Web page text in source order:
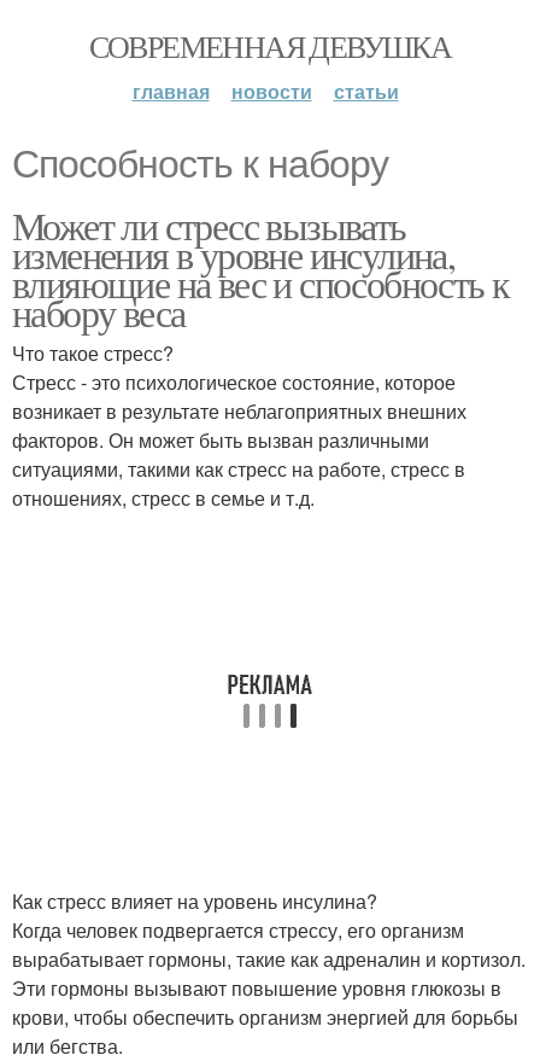
СОВРЕМЕННАЯ ДЕВУШКА
главная новости статьи
Способность к набору
Может ли стресс вызывать
изменения в уровне инсулина,
влияющие на вес и способность к
набору веса
Что такое стресс?
Стресс - это психологическое состояние, которое
возникает в результате неблагоприятных внешних
факторов. Он может быть вызван различными
ситуациями, такими как стресс на работе, стресс в
отношениях, стресс в семье и т.д.
Как стресс влияет на уровень инсулина?
Когда человек подвергается стрессу, его организм
вырабатывает гормоны, такие как адреналин и кортизол.
Эти гормоны вызывают повышение уровня глюкозы в
крови, чтобы обеспечить организм энергией для борьбы
или бегства.